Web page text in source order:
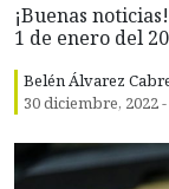
¡Buenas
1 de enero del
Belén Álvarez
30 diciembre, 2022